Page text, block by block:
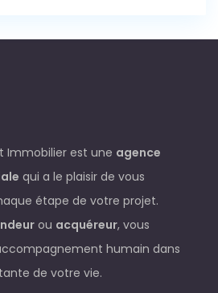
Immobilier est une agence
qui a le plaisir de vous
étape de votre projet.
ou acquéreur, vous
humain dans
de votre vie.